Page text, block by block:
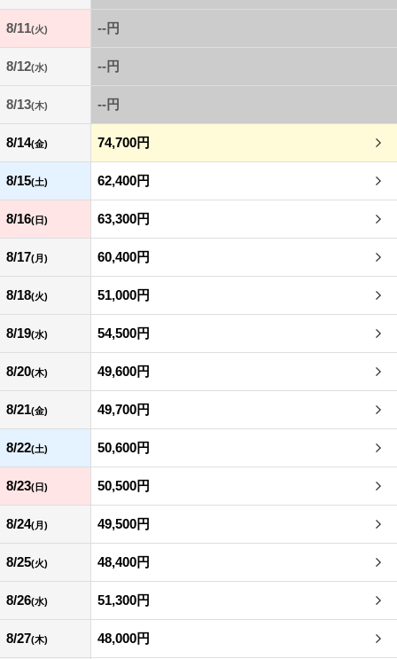
8/11(火) --円
8/12(水) --円
8/13(木) --円
8/14(金) 74,700円
8/15(土) 62,400円
8/16(日) 63,300円
8/17(月) 60,400円
8/18(火) 51,000円
8/19(水) 54,500円
8/20(木) 49,600円
8/21(金) 49,700円
8/22(土) 50,600円
8/23(日) 50,500円
8/24(月) 49,500円
8/25(火) 48,400円
8/26(水) 51,300円
8/27(木) 48,000円